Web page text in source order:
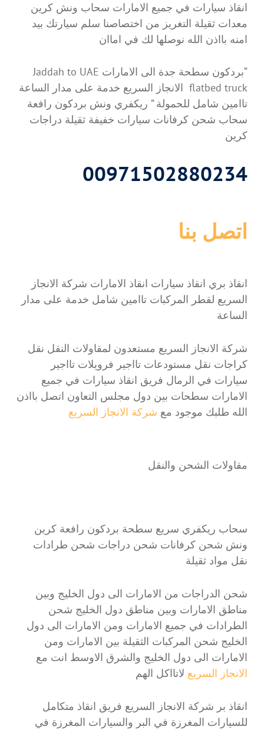
انقاذ سيارات في جميع الامارات سحاب ونش كرين
معدات ثقيلة التغريز من اختصاصنا سلم سيارتك بيد
امنه بااذن الله نوصلها لك في اماان
“بردكون سطحة جدة الى الامارات Jaddah to UAE
flatbed truck الانجاز السريع خدمة على مدار الساعة
تاامين شامل للحمولة ” ريكفري ونش بردكون رافعة
سحاب شحن كرفانات سيارات خفيفة ثقيلة دراجات
كرين
00971502880234
اتصل بنا
انقاذ بري انقاذ سيارات انقاذ الامارات شركة الانجاز
السريع لقطر المركبات تاامين شامل خدمة على مدار
الساعة
شركة الانجاز السريع مستعدون لمقاولات النقل نقل
كراجات نقل مستودعات تااجير فرويلات تااجير
سيارات في الرمال فريق انقاذ سيارات في جميع
الامارات سطحات بين دول مجلس التعاون اتصل بااذن
الله طلبك موجود مع شركة الانجاز السريع
مقاولات الشحن والنقل
سحاب ريكفري سريع سطحة بردكون رافعة كرين
ونش شحن كرفانات شحن دراجات شحن طرادات
نقل مواد ثقيلة
شحن الدراجات من الامارات الى دول الخليج وبين
مناطق الامارات وبين مناطق دول الخليج شحن
الطرادات في جميع الامارات ومن الامارات الى دول
الخليج شحن المركبات الثقيلة بين الامارات ومن
الامارات الى دول الخليج والشرق الاوسط انت مع
الانجاز السريع لاتااكل الهم
انقاذ بر شركة الانجاز السريع فريق انقاذ متكامل
للسيارات المغرزة في البر والسيارات المغرزة في